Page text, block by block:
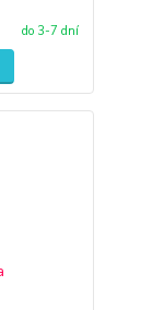
do 3-7 dní